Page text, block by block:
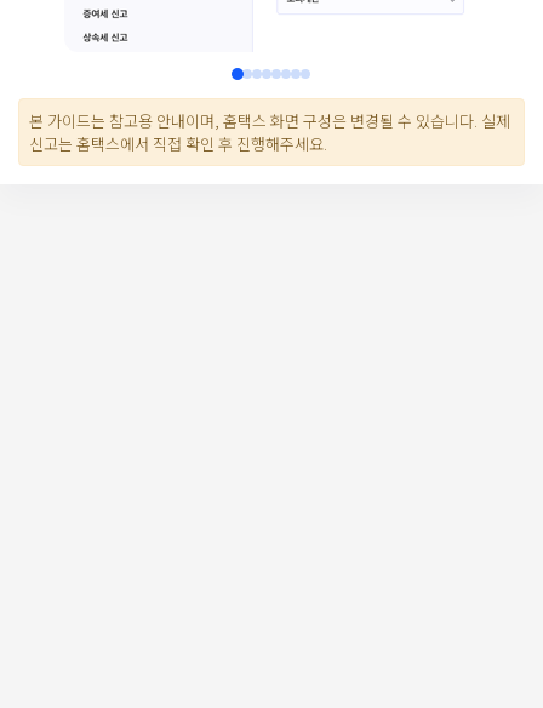
본 가이드는 참고용 안내이며, 홈택스 화면 구성은 변경될 수 있습니다. 실제
신고는 홈택스에서 직접 확인 후 진행해주세요.